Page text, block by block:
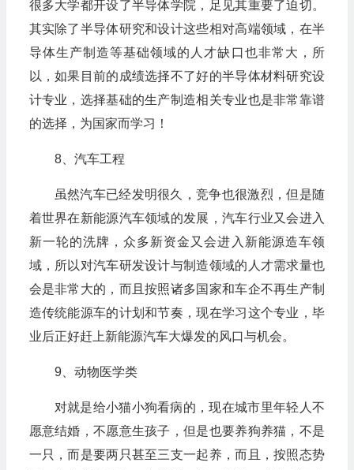
很多大学都开设了半导体学院，足见其重要了迫切。
其实除了半导体研究和设计这些相对高端领域，在半
导体生产制造等基础领域的人才缺口也非常大，所
以，如果目前的成绩选择不了好的半导体材料研究设
计专业，选择基础的生产制造相关专业也是非常靠谱
的选择，为国家而学习！
8、汽车工程
虽然汽车已经发明很久，竞争也很激烈，但是随
着世界在新能源汽车领域的发展，汽车行业又会进入
新一轮的洗牌，众多新资金又会进入新能源造车领
域，所以对汽车研发设计与制造领域的人才需求量也
会是非常大的，而且按照诸多国家和车企不再生产制
造传统能源车的计划和节奏，现在学习这个专业，毕
业后正好赶上新能源汽车大爆发的风口与机会。
9、动物医学类
对就是给小猫小狗看病的，现在城市里年轻人不
愿意结婚，不愿意生孩子，但是也要养狗养猫，不是
一只，而是要两只甚至三支一起养，而且，按照态势